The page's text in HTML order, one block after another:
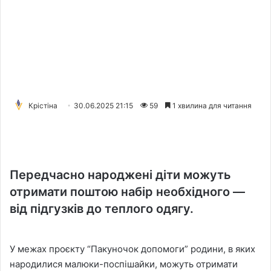
Крістіна 30.06.2025 21:15 59 1 хвилина для читання
Передчасно народжені діти можуть
отримати поштою набір необхідного —
від підгузків до теплого одягу.
У межах проєкту “Пакуночок допомоги” родини, в яких
народилися малюки-поспішайки, можуть отримати